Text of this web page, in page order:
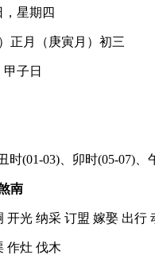
，星期四
正月（庚寅月）初三
子日
时(01-03)、卯时(05-07)、
南
开光 纳采 订盟 嫁娶 出
作灶 伐木